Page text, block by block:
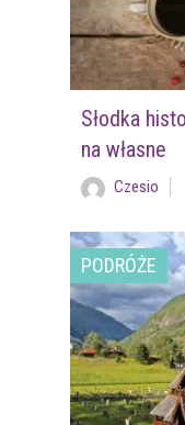
Słodka
na własne
Czesio
PODRÓŻE